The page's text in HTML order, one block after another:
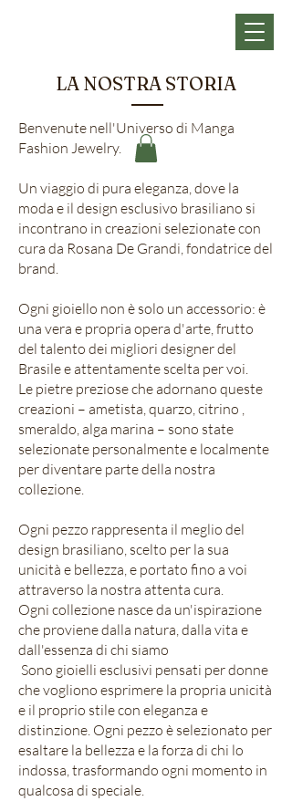
LA NOSTRA STORIA
Benvenute nell'Universo di Manga
Fashion Jewelry.
Un viaggio di pura eleganza, dove la
moda e il design esclusivo brasiliano si
incontrano in creazioni selezionate con
cura da Rosana De Grandi, fondatrice del
brand.
Ogni gioiello non è solo un accessorio: è
una vera e propria opera d'arte, frutto
del talento dei migliori designer del
Brasile e attentamente scelta per voi.
Le pietre preziose che adornano queste
creazioni – ametista, quarzo, citrino ,
smeraldo, alga marina – sono state
selezionate personalmente e localmente
per diventare parte della nostra
collezione.
Ogni pezzo rappresenta il meglio del
design brasiliano, scelto per la sua
unicità e bellezza, e portato fino a voi
attraverso la nostra attenta cura.
Ogni collezione nasce da un'ispirazione
che proviene dalla natura, dalla vita e
dall'essenza di chi siamo
Sono gioielli esclusivi pensati per donne
che vogliono esprimere la propria unicità
e il proprio stile con eleganza e
distinzione. Ogni pezzo è selezionato per
esaltare la bellezza e la forza di chi lo
indossa, trasformando ogni momento in
qualcosa di speciale.